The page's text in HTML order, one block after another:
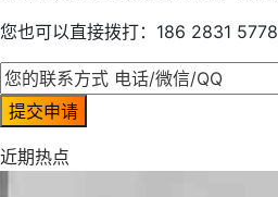
您也可以直接拨打：186 2831 5778
近期热点